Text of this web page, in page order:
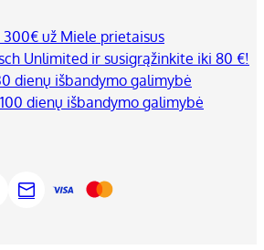
už Miele prietaisus
Unlimited ir susigrąžinkite iki 80 €!
dienų išbandymo galimybė
dienų išbandymo galimybė